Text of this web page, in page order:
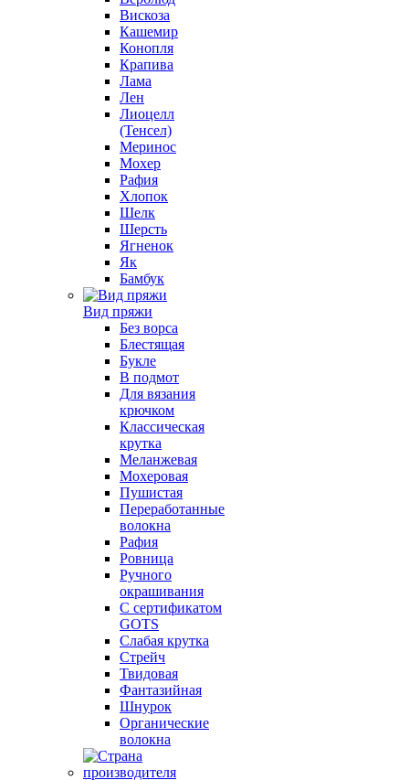
Вискоза
Кашемир
Конопля
Крапива
Лама
Лен
Лиоцелл
(Тенсел)
Меринос
Мохер
Рафия
Хлопок
Шелк
Шерсть
Ягненок
Як
Бамбук
Вид пряжи
Без ворса
Блестящая
Букле
В подмот
Для вязания
крючком
Классическая
крутка
Меланжевая
Мохеровая
Пушистая
Переработанные
волокна
Рафия
Ровница
Ручного
окрашивания
С сертификатом
GOTS
Слабая крутка
Стрейч
Твидовая
Фантазийная
Шнурок
Органические
волокна